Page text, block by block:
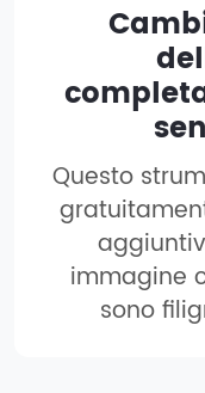
Questo
immagine
sono